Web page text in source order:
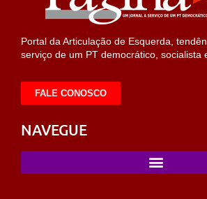
Portal da Articulação de Esquerda,
serviço de um PT democrático, socialista
FALE CONOSCO
NAVEGUE